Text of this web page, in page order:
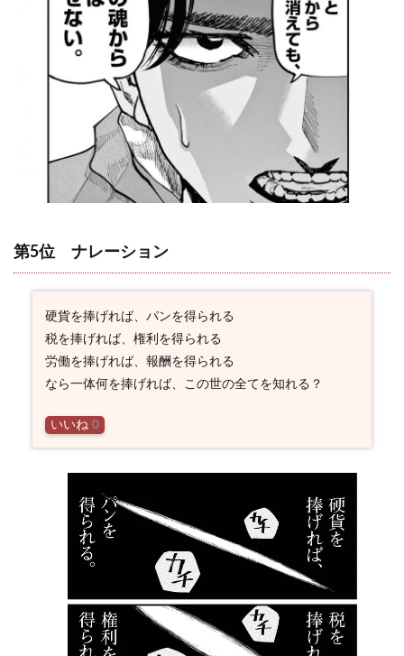
第5位 ナレーション
硬貨を捧げれば、パンを得られる
税を捧げれば、権利を得られる
労働を捧げれば、報酬を得られる
なら一体何を捧げれば、この世の全てを知れる？
いいね 0